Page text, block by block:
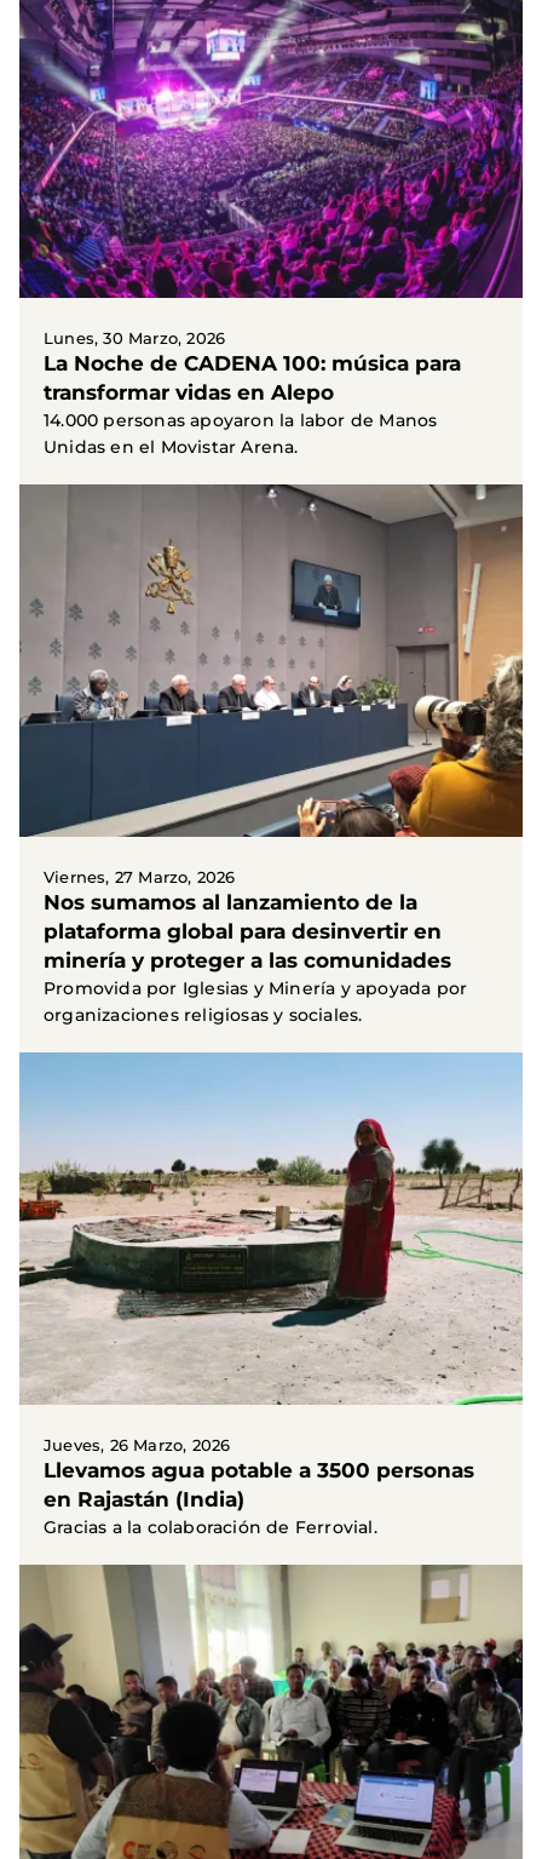
Lunes, 30 Marzo, 2026
La Noche de CADENA 100: música para
transformar vidas en Alepo
14.000 personas apoyaron la labor de Manos
Unidas en el Movistar Arena.
Viernes, 27 Marzo, 2026
Nos sumamos al lanzamiento de la
plataforma global para desinvertir en
minería y proteger a las comunidades
Promovida por Iglesias y Minería y apoyada por
organizaciones religiosas y sociales.
Jueves, 26 Marzo, 2026
Llevamos agua potable a 3500 personas
en Rajastán (India)
Gracias a la colaboración de Ferrovial.